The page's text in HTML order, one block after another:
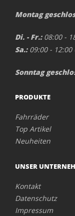
Montag
Di. - Fr.:08:00 -
Sa.:09:00 - 12:00
Sonntag
PRODUKTE
Fahrräder
Top Artikel
Neuheiten
UNSER
Kontakt
Datenschutz
Impressum